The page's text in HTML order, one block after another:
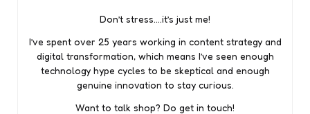
Don’t stress….it’s just me!
I’ve spent over 25 years working in content strategy and
digital transformation, which means I’ve seen enough
technology hype cycles to be skeptical and enough
genuine innovation to stay curious.
Want to talk shop? Do get in touch!